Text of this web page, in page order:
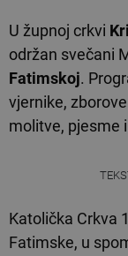
U župnoj crkvi
održan svečani
Fatimskoj.
vjernike,
molitve, pjesme
Katolička Crkva
Fatimske, u